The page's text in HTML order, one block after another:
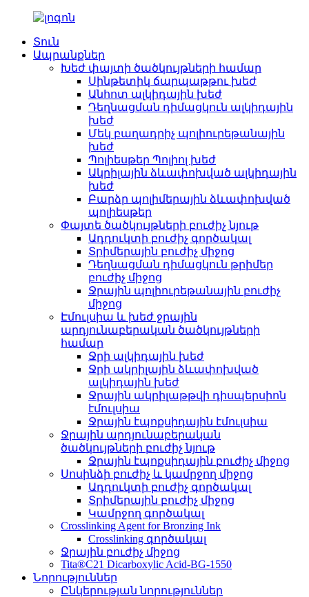
Տուն
Ապրանքներ
Խեժ փայտի ծածկույթների համար
Սինթետիկ ճարպաթթու խեժ
Անհոտ ալկիդային խեժ
Դեղնացման դիմացկուն ալկիդային
խեժ
Մեկ բաղադրիչ պոլիուրեթանային
խեժ
Պոլիեսթեր Պոլիոլ խեժ
Ակրիլային ձևափոխված ալկիդային
խեժ
Բարձր պոլիմերային ձևափոխված
պոլիեսթեր
Փայտե ծածկույթների բուժիչ նյութ
Ադդուկտի բուժիչ գործակալ
Տրիմերային բուժիչ միջոց
Դեղնացման դիմացկուն թրիմեր
բուժիչ միջոց
Ջրային պոլիուրեթանային բուժիչ
միջոց
Էմուլսիա և խեժ ջրային
արդյունաբերական ծածկույթների
համար
Ջրի ալկիդային խեժ
Ջրի ակրիլային ձևափոխված
ալկիդային խեժ
Ջրային ակրիլաթթվի դիսպերսիոն
էմուլսիա
Ջրային էպոքսիդային էմուլսիա
Ջրային արդյունաբերական
ծածկույթների բուժիչ նյութ
Ջրային էպոքսիդային բուժիչ միջոց
Սոսինձի բուժիչ և կամրջող միջոց
Ադդուկտի բուժիչ գործակալ
Տրիմերային բուժիչ միջոց
Կամրջող գործակալ
Crosslinking Agent for Bronzing Ink
Crosslinking գործակալ
Ջրային բուժիչ միջոց
Tita®C21 Dicarboxylic Acid-BG-1550
Նորություններ
Ընկերության նորություններ